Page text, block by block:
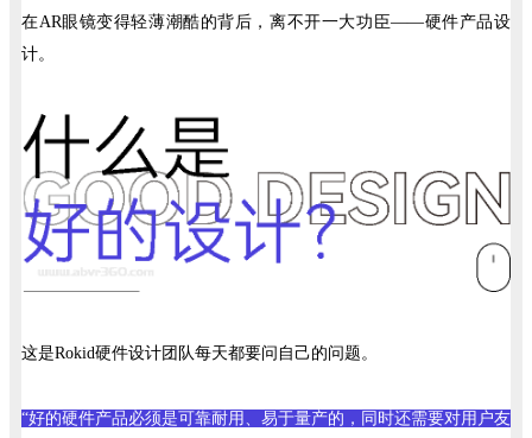
在AR眼镜变得轻薄潮酷的背后，离不开一大功臣——硬件产品设
计。
这是Rokid硬件设计团队每天都要问自己的问题。
“好的硬件产品必须是可靠耐用、易于量产的，同时还需要对用户友